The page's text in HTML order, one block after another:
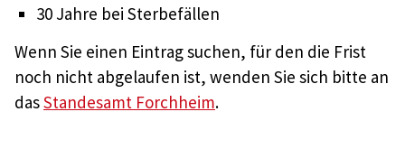
30 Jahre bei Sterbefällen
Wenn Sie einen Eintrag suchen, für den die Frist
noch nicht abgelaufen ist, wenden Sie sich bitte an
dasStandesamt Forchheim.